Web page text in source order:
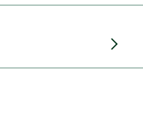
の短時間予測